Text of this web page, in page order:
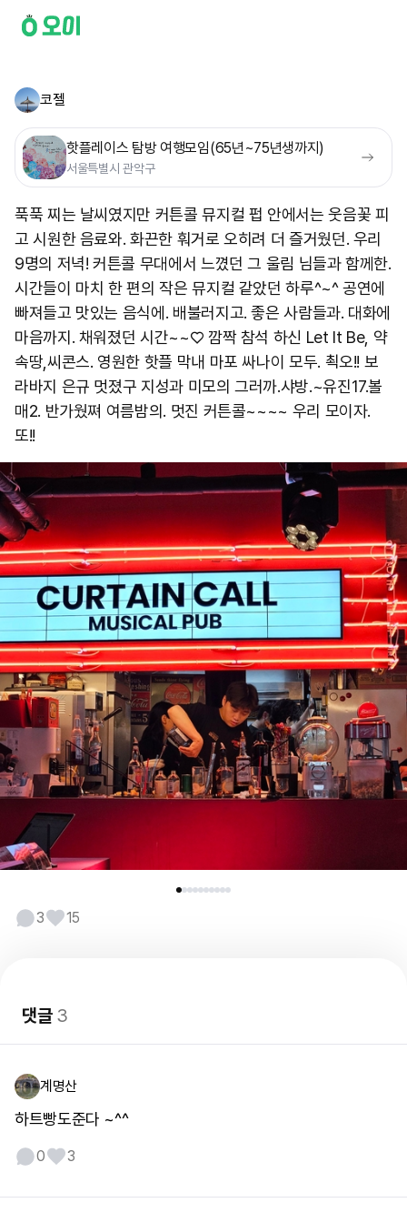
코젤
핫플레이스 탐방 여행모임(65년~75년생까지)
서울특별시 관악구
푹푹 찌는 날씨였지만 커튼콜 뮤지컬 펍 안에서는 웃음꽃 피
고 시원한 음료와. 화끈한 훠거로 오히려 더 즐거웠던. 우리
9명의 저녁! 커튼콜 무대에서 느꼈던 그 울림 님들과 함께한.
시간들이 마치 한 편의 작은 뮤지컬 같았던 하루^~^ 공연에
빠져들고 맛있는 음식에. 배불러지고. 좋은 사람들과. 대화에
마음까지. 채워졌던 시간~~♡ 깜짝 참석 하신 Let It Be, 약
속땅,씨콘스. 영원한 핫플 막내 마포 싸나이 모두. 쵝오!! 보
라바지 은규 멋졌구 지성과 미모의 그러까.샤방.~유진17.볼
매2. 반가웠쪄 여름밤의. 멋진 커튼콜~~~~ 우리 모이자.
또!!
3 15
댓글3
계명산
하트빵도준다 ~^^
0 3